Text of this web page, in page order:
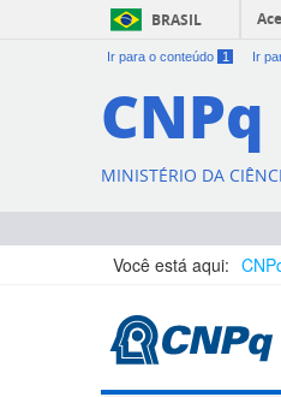
BRASIL
Ir para o conteúdo 1 Ir
CNPq
MINISTÉRIO DA
Você está aqui: